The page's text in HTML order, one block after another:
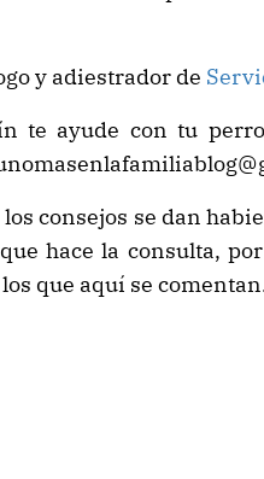
y adiestrador de
te ayude con tu
consejos se dan
hace la consulta,
que aquí se